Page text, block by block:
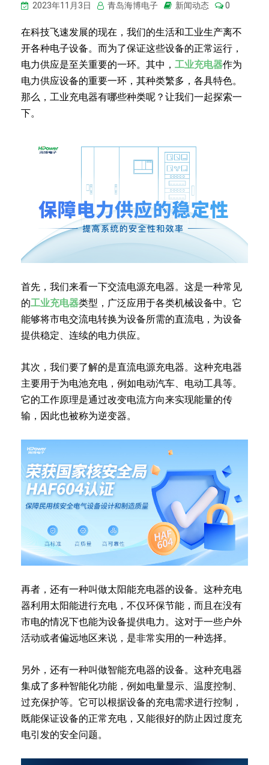
2023年11月3日 青岛海博电子 新闻动态 0
在科技飞速发展的现在，我们的生活和工业生产离不
开各种电子设备。而为了保证这些设备的正常运行，
电力供应是至关重要的一环。其中， 工业充电器作为
电力供应设备的重要一环，其种类繁多，各具特色。
那么，工业充电器有哪些种类呢？让我们一起探索一
下。
首先，我们来看一下交流电源充电器。这是一种常见
的工业充电器类型，广泛应用于各类机械设备中。它
能够将市电交流电转换为设备所需的直流电，为设备
提供稳定、连续的电力供应。
其次，我们要了解的是直流电源充电器。这种充电器
主要用于为电池充电，例如电动汽车、电动工具等。
它的工作原理是通过改变电流方向来实现能量的传
输，因此也被称为逆变器。
再者，还有一种叫做太阳能充电器的设备。这种充电
器利用太阳能进行充电，不仅环保节能，而且在没有
市电的情况下也能为设备提供电力。这对于一些户外
活动或者偏远地区来说，是非常实用的一种选择。
另外，还有一种叫做智能充电器的设备。这种充电器
集成了多种智能化功能，例如电量显示、温度控制、
过充保护等。它可以根据设备的充电需求进行控制，
既能保证设备的正常充电，又能很好的防止因过度充
电引发的安全问题。